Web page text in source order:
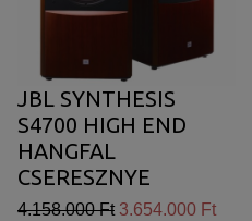
JBL SYNTHESIS
S4700 HIGH END
HANGFAL
CSERESZNYE
FURNÉR
4.158.000 Ft 3.654.000 Ft